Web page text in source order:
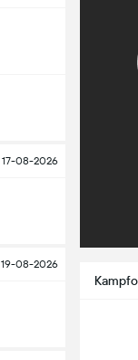
17-08-2026
19-08-2026